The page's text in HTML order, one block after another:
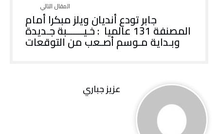
جابر تودع أنديان ويلز مبكرا أمام
المصنفة 131 عالميا : خـيـــــــبة جـديدة
وبـداية مـوسم أصـعب من التوقعات
عزيز جباري